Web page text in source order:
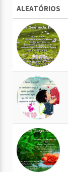
ALEATÓRIOS